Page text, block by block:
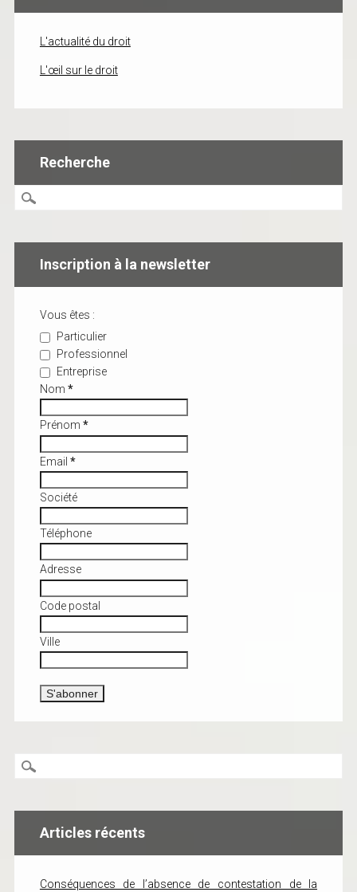
L'actualité du droit
L'œil sur le droit
Recherche
Inscription à la newsletter
Vous êtes :
Particulier
Professionnel
Entreprise
Nom *
Prénom *
Email *
Société
Téléphone
Adresse
Code postal
Ville
Articles récents
Conséquences de l’absence de contestation de la